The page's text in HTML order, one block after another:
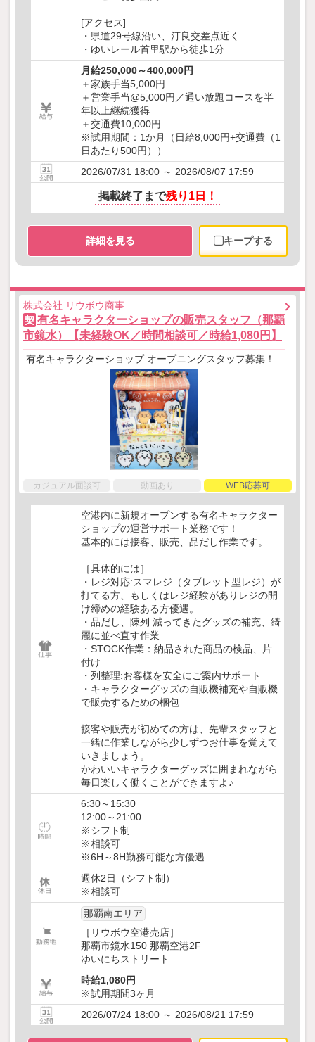
[アクセス]
・県道29号線沿い、汀良交差点近く
・ゆいレール首里駅から徒歩1分
月給250,000～400,000円
＋家族手当5,000円
＋営業手当@5,000円／通い放題コースを半
年以上継続獲得
＋交通費10,000円
※試用期間：1か月（日給8,000円+交通費（1
日あたり500円））
2026/07/31 18:00 ～ 2026/08/07 17:59
掲載終了まで残り1日！
詳細を見る キープする
株式会社 リウボウ商事
契 有名キャラクターショップの販売スタッフ（那覇
市鏡水）【未経験OK／時間相談可／時給1,080円】
有名キャラクターショップ オープニングスタッフ募集！
カジュアル面談可 動画あり WEB応募可
空港内に新規オープンする有名キャラクター
ショップの運営サポート業務です！
基本的には接客、販売、品だし作業です。
［具体的には］
・レジ対応:スマレジ（タブレット型レジ）が
打てる方、もしくはレジ経験がありレジの開
け締めの経験ある方優遇。
・品だし、陳列:減ってきたグッズの補充、綺
麗に並べ直す作業
・STOCK作業：納品された商品の検品、片
付け
・列整理:お客様を安全にご案内サポート
・キャラクターグッズの自販機補充や自販機
で販売するための梱包
接客や販売が初めての方は、先輩スタッフと
一緒に作業しながら少しずつお仕事を覚えて
いきましょう。
かわいいキャラクターグッズに囲まれながら
毎日楽しく働くことができますよ♪
6:30～15:30
12:00～21:00
※シフト制
※相談可
※6H～8H勤務可能な方優遇
週休2日（シフト制）
※相談可
那覇南エリア
［リウボウ空港売店］
那覇市鏡水150 那覇空港2F
ゆいにちストリート
時給1,080円
※試用期間3ヶ月
2026/07/24 18:00 ～ 2026/08/21 17:59